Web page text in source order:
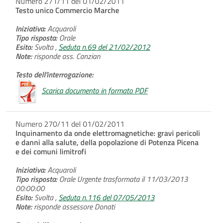
Testo unico Commercio Marche
Iniziativa:Acquaroli
Tipo risposta:Orale
Esito:Svolta , Seduta n.69 del 21/02/2012
Note:risponde ass. Canzian
Testo dell'interrogazione:
Scarica documento in formato PDF
Numero 270/11 del 01/02/2011
Inquinamento da onde elettromagnetiche: gravi pericoli
e danni alla salute, della popolazione di Potenza Picena
e dei comuni limitrofi
Iniziativa:Acquaroli
Tipo risposta:Orale Urgente trasformata il 11/03/2013
00:00:00
Esito:Svolta , Seduta n.116 del 07/05/2013
Note:risponde assessore Donati